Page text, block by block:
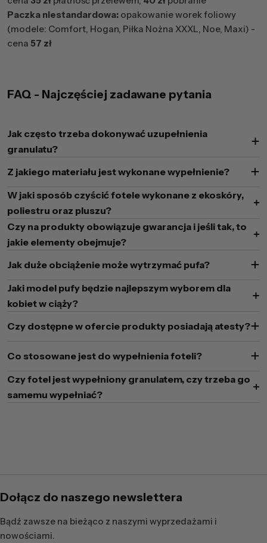
Paczka niestandardowa: opakowanie worek foliowy
(modele: Comfort, Hogan, Piłka Nożna XXXL, Noe, Maxi) -
cena 57 zł
FAQ - Najczęściej zadawane pytania
Jak często trzeba dokonywać uzupełnienia
granulatu?
Z jakiego materiału jest wykonane wypełnienie?
W jaki sposób czyścić fotele wykonane z ekoskóry,
poliestru oraz pluszu?
Czy na produkty obowiązuje gwarancja i jeśli tak, to
jakie elementy obejmuje?
Jak duże obciążenie może wytrzymać pufa?
Jaki model pufy będzie najlepszym wyborem dla
kobiet w ciąży?
Czy dostępne w ofercie produkty posiadają atesty?
Co stosowane jest do wypełnienia foteli?
Czy fotel jest wypełniony granulatem, czy trzeba go
samemu wypełniać?
Dołącz do naszego newslettera
Bądź zawsze na bieżąco z naszymi wyprzedażami i
nowościami.